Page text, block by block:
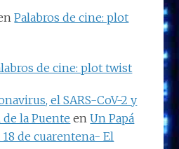
Palabros de cine: plot
de cine: plot twist
el SARS-CoV-2 y
de la Puente enUn Papá
de cuarentena- El